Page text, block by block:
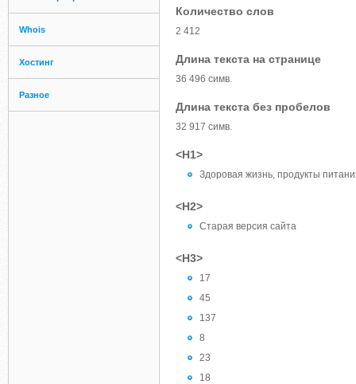
Whois
Хостинг
Разное
Количество слов
2 412
Длина текста на странице
36 496 симв.
Длина текста без пробелов
32 917 симв.
<H1>
Здоровая жизнь, продукты
<H2>
Старая версия сайта
<H3>
17
45
137
8
23
18